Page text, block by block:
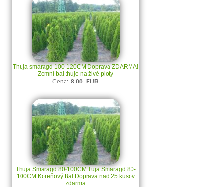
Thuja smaragd 100-120CM Doprava ZDARMA!
Zemní bal thuje na živé ploty
Cena: 8.00 EUR
Thuja Smaragd 80-100CM Tuja Smaragd 80-
100CM Koreňový Bal Doprava nad 25 kusov
zdarma